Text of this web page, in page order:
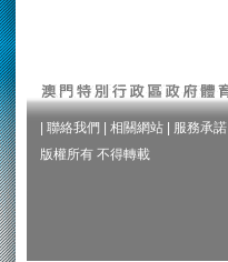
聯絡我們 相關網站 服務承諾
版權所有 不得轉載